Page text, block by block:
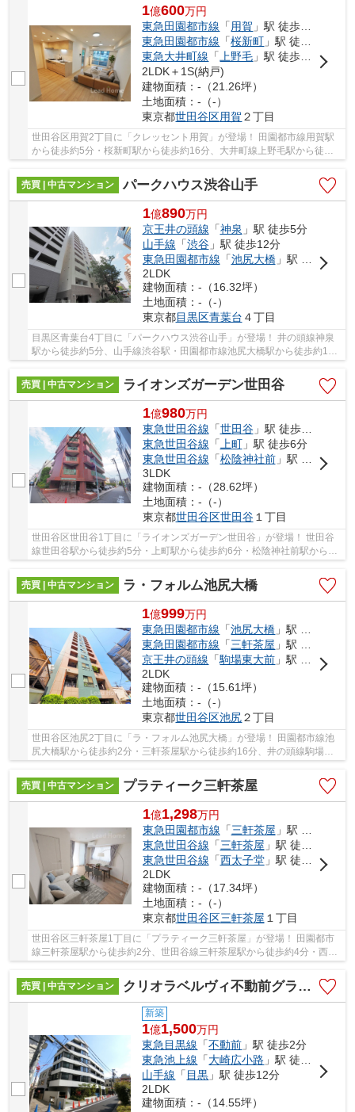
1億600万円
東急田園都市線 「 用賀 」駅 徒歩5分
東急田園都市線 「桜新町 」駅 徒歩16分
東急大井町線 「 上野毛 」駅 徒歩20分
2LDK＋1S(納戸)
建物面積：-（21.26坪）
土地面積：-（-）
東京都世田谷区用賀 ２丁目
世田谷区用賀2丁目に「クレッセント用賀」が登場！ 田園都市線用賀駅
から徒歩約5分・桜新町駅から徒歩約16分、大井町線上野毛駅から徒歩
約20分。 2路線3駅利用可能な大変便利な立地に...
売買 | 中古マンション
パークハウス渋谷山手
1億890万円
京王井の頭線 「神泉 」駅 徒歩5分
山手線 「渋谷」駅 徒歩12分
東急田園都市線 「池尻大橋」駅 徒歩12分
2LDK
建物面積：-（16.32坪）
土地面積：-（-）
東京都目黒区青葉台 ４丁目
目黒区青葉台4丁目に「パークハウス渋谷山手」が登場！ 井の頭線神泉
駅から徒歩約5分、山手線渋谷駅・田園都市線池尻大橋駅から徒歩約12
分！ 9路線3駅利用可能な大変便利な立地に位置...
売買 | 中古マンション
ライオンズガーデン世田谷
1億980万円
東急世田谷線 「世田谷」駅 徒歩5分
東急世田谷線 「上町」駅 徒歩6分
東急世田谷線 「松陰神社前」駅 徒歩11分
3LDK
建物面積：-（28.62坪）
土地面積：-（-）
東京都世田谷区世田谷１丁目
世田谷区世田谷1丁目に「ライオンズガーデン世田谷」が登場！ 世田谷
線世田谷駅から徒歩約5分・上町駅から徒歩約6分・松陰神社前駅から徒
売買 | 中古マンション
ラ・フォルム池尻大橋
1億999万円
東急田園都市線 「池尻大橋 」駅 徒歩2分
東急田園都市線 「三軒茶屋 」駅 徒歩16分
京王井の頭線 「駒場東大前 」駅 徒歩18分
2LDK
建物面積：-（15.61坪）
土地面積：-（-）
東京都世田谷区池尻２丁目
世田谷区池尻2丁目に「ラ・フォルム池尻大橋」が登場！ 田園都市線池
尻大橋駅から徒歩約2分・三軒茶屋駅から徒歩約16分、井の頭線駒場東
売買 | 中古マンション
プラティーク三軒茶屋
1億1,298万円
東急田園都市線 「三軒茶屋 」駅 徒歩2分
東急世田谷線 「三軒茶屋 」駅 徒歩4分
東急世田谷線 「西太子堂」駅 徒歩9分
2LDK
建物面積：-（17.34坪）
土地面積：-（-）
東京都世田谷区三軒茶屋 １丁目
世田谷区三軒茶屋1丁目に「プラティーク三軒茶屋」が登場！ 田園都市
線三軒茶屋駅から徒歩約2分、世田谷線三軒茶屋駅から徒歩約4分・西太
売買 | 中古マンション
クリオラベルヴィ不動前グランクラス
新築
1億1,500万円
東急目黒線 「不動前 」駅 徒歩2分
東急池上線 「大崎広小路 」駅 徒歩11分
山手線 「 目黒 」駅 徒歩12分
2LDK
建物面積：-（14.55坪）